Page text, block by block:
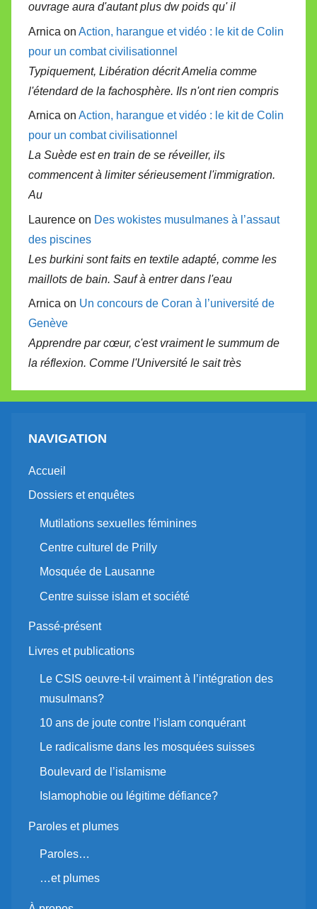
ouvrage aura d'autant plus dw poids qu' il
Arnica on Action, harangue et vidéo : le kit de Colin
pour un combat civilisationnel
Typiquement, Libération décrit Amelia comme
l'étendard de la fachosphère. Ils n'ont rien compris
Arnica on Action, harangue et vidéo : le kit de Colin
pour un combat civilisationnel
La Suède est en train de se réveiller, ils
commencent à limiter sérieusement l'immigration.
Au
Laurence on Des wokistes musulmanes à l’assaut
des piscines
Les burkini sont faits en textile adapté, comme les
maillots de bain. Sauf à entrer dans l'eau
Arnica on Un concours de Coran à l’université de
Genève
Apprendre par cœur, c'est vraiment le summum de
la réflexion. Comme l'Université le sait très
NAVIGATION
Accueil
Dossiers et enquêtes
Mutilations sexuelles féminines
Centre culturel de Prilly
Mosquée de Lausanne
Centre suisse islam et société
Passé-présent
Livres et publications
Le CSIS oeuvre-t-il vraiment à l’intégration des
musulmans?
10 ans de joute contre l’islam conquérant
Le radicalisme dans les mosquées suisses
Boulevard de l’islamisme
Islamophobie ou légitime défiance?
Paroles et plumes
Paroles…
…et plumes